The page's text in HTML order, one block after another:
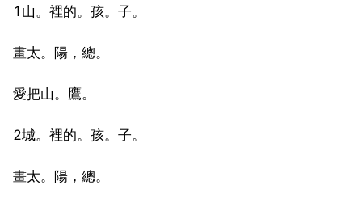
1山。裡的。孩。子。
畫太。陽，總。
愛把山。鷹。
2城。裡的。孩。子。
畫太。陽，總。